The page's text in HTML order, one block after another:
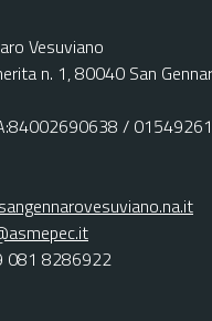
Vesuviano
n. 1, 80040 San
/
081 8286922